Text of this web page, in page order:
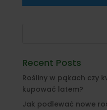
Recent Posts
Rośliny w pąkach czy
kupować latem?
Jak podlewać nowe